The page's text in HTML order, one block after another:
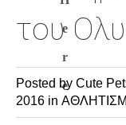
e
r
e
του
Posted by Cute
2016 in